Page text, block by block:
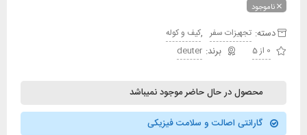
ناموجود
دسته: تجهیزات سفر , کیف و کوله
0 از 5
deuter
محصول در حال حاضر موجود نمیباشد
گارانتی اصالت و سلامت فیزیکی